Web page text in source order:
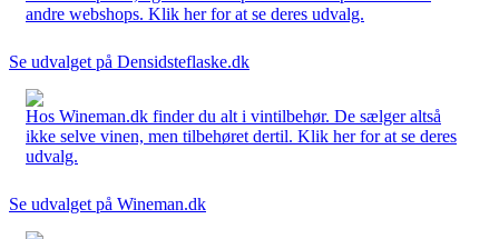
andre webshops. Klik her for at se deres udvalg.
Se udvalget på Densidsteflaske.dk
Hos Wineman.dk finder du alt i vintilbehør. De sælger altså
ikke selve vinen, men tilbehøret dertil. Klik her for at se deres
udvalg.
Se udvalget på Wineman.dk